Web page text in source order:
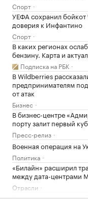
Спорт
УЕФА сохранил бойкот
доверия к Инфантино
Спорт
В каких регионах
бензину. Карта и
Подписка на РБК
В Wildberries
предпринимателям
от атак
Бизнес
В бизнес-центре
порту залит первый
Пресс-релиз
Военная операция на
Политика
«Билайн» расширил
между дата-центрами
Отрасли
В Армении назвали